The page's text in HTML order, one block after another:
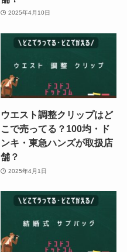
2025年4月10日
ウエスト調整クリップはど
こで売ってる？100均・ド
ンキ・東急ハンズが取扱店
舗？
2025年4月1日